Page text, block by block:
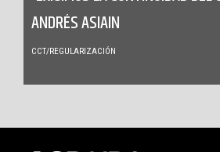
ANDRÉS ASIAIN
CCT/REGULARIZACIÓN